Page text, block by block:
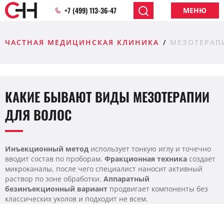
+7 (499) 113-36-47 МЕНЮ
ЧАСТНАЯ МЕДИЦИНСКАЯ КЛИНИКА
КАКИЕ БЫВАЮТ ВИДЫ МЕЗОТЕРАПИИ
ДЛЯ ВОЛОС
Инъекционный метод использует тонкую иглу и точечно
вводит состав по проборам. Фракционная техника создает
микроканалы, после чего специалист наносит активный
раствор по зоне обработки. Аппаратный
безинъекционный вариант продвигает компоненты без
классических уколов и подходит не всем.